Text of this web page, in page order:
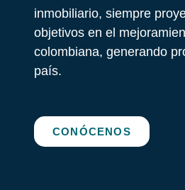
inmobiliario, siempre
objetivos en el
colombiana, generando
país.
CONÓCENOS